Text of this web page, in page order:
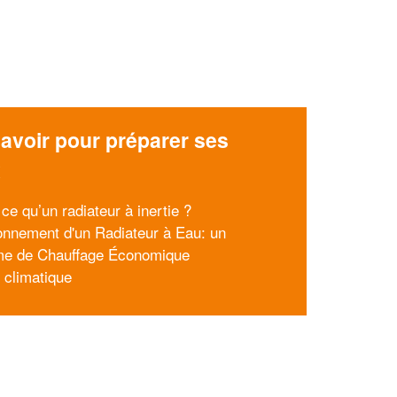
pour préparer ses
qu’un radiateur à inertie ?
d'un Radiateur à Eau: un
de Chauffage Économique
climatique